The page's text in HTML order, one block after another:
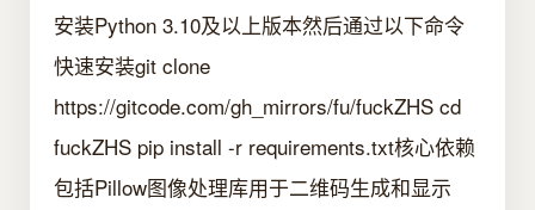
安装Python 3.10及以上版本然后通过以下命令
快速安装git clone
https://gitcode.com/gh_mirrors/fu/fuckZHS cd
fuckZHS pip install -r requirements.txt核心依赖
包括Pillow图像处理库用于二维码生成和显示